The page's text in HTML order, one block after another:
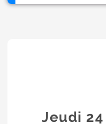
Jeudi 24